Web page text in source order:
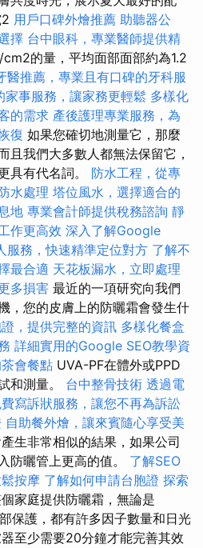
用戶口碑外燴推薦 助聽器公
擇 台中眼科，專業醫師提供精
的量，平均面部面部約為1.2
醫推薦，專業且有口碑的牙科服
家事服務，讓家務更輕鬆 多樣化
的需求 產後護理專業服務，為
復 如果您確切地測量它，那麼
且我們大多數人都無法保留它，
具有代名詞。 防水工程，從專
水處理 塔位風水，選擇適合的
地 專業會計師提供稅務諮詢 靜
作更高效 深入了解Google
服務，快速精準定位對方 了解不
最合適 天花板漏水，立即處理
多損害 最近的一項研究向我們
，您的皮膚上的防曬霜會發生什
，提供完整的資訊 多樣化餐盒
詳細實用的Google SEO教學資
會餐點 UVA-PF在體外或PPD
和測量。 台中整骨技術 透過電
寫訴狀服務，讓您不再為訴訟
自助餐外燴，讓來賓隨心享受美
生非常相似的結果，如果公司
防曬管上更高的值。 了解SEO
按摩 了解如何申請台胞證 探索
家庭提供防曬霜，無論是
保護，都有許多因子數量和日光
至少需要20分鐘才能完善其效